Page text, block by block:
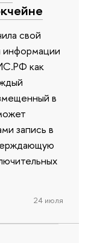
свой
информации
как
в
запись в
24 июля